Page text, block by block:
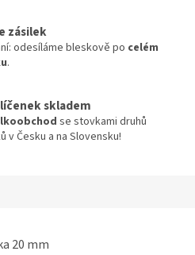
zásilek
odesíláme bleskově po celém
.
skladem
se stovkami druhů
v Česku a na Slovensku!
20 mm